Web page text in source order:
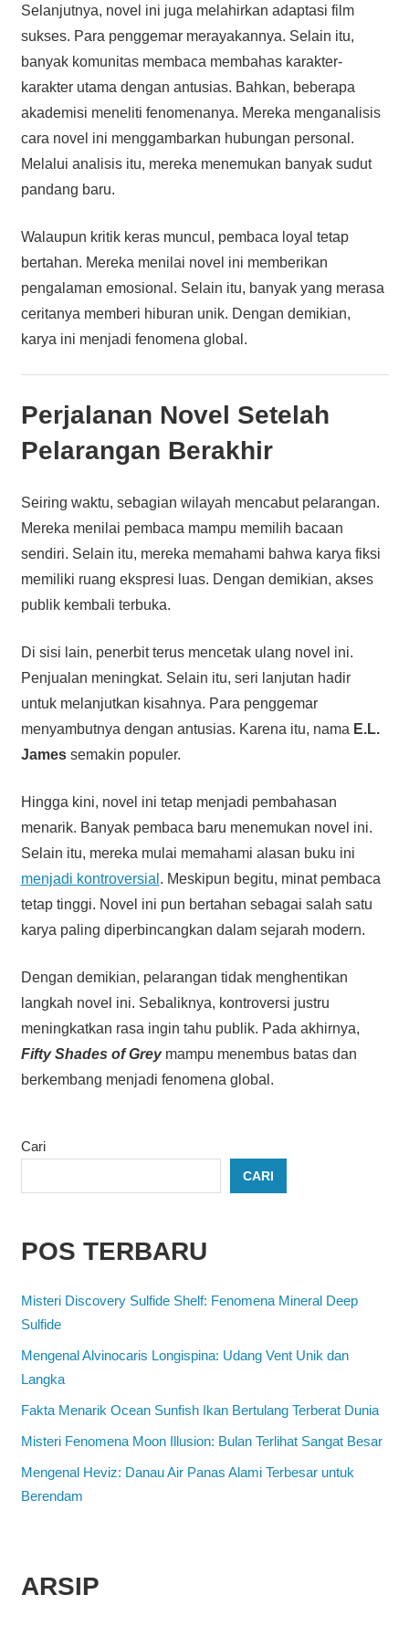
Selanjutnya, novel ini juga melahirkan adaptasi film
sukses. Para penggemar merayakannya. Selain itu,
banyak komunitas membaca membahas karakter-
karakter utama dengan antusias. Bahkan, beberapa
akademisi meneliti fenomenanya. Mereka menganalisis
cara novel ini menggambarkan hubungan personal.
Melalui analisis itu, mereka menemukan banyak sudut
pandang baru.
Walaupun kritik keras muncul, pembaca loyal tetap
bertahan. Mereka menilai novel ini memberikan
pengalaman emosional. Selain itu, banyak yang merasa
ceritanya memberi hiburan unik. Dengan demikian,
karya ini menjadi fenomena global.
Perjalanan Novel Setelah
Pelarangan Berakhir
Seiring waktu, sebagian wilayah mencabut pelarangan.
Mereka menilai pembaca mampu memilih bacaan
sendiri. Selain itu, mereka memahami bahwa karya fiksi
memiliki ruang ekspresi luas. Dengan demikian, akses
publik kembali terbuka.
Di sisi lain, penerbit terus mencetak ulang novel ini.
Penjualan meningkat. Selain itu, seri lanjutan hadir
untuk melanjutkan kisahnya. Para penggemar
menyambutnya dengan antusias. Karena itu, nama E.L.
Jamessemakin populer.
Hingga kini, novel ini tetap menjadi pembahasan
menarik. Banyak pembaca baru menemukan novel ini.
Selain itu, mereka mulai memahami alasan buku ini
menjadi kontroversial . Meskipun begitu, minat pembaca
tetap tinggi. Novel ini pun bertahan sebagai salah satu
karya paling diperbincangkan dalam sejarah modern.
Dengan demikian, pelarangan tidak menghentikan
langkah novel ini. Sebaliknya, kontroversi justru
meningkatkan rasa ingin tahu publik. Pada akhirnya,
Fifty Shades of Greymampu menembus batas dan
berkembang menjadi fenomena global.
Cari
CARI
POS TERBARU
Misteri Discovery Sulfide Shelf: Fenomena Mineral Deep
Sulfide
Mengenal Alvinocaris Longispina: Udang Vent Unik dan
Langka
Fakta Menarik Ocean Sunfish Ikan Bertulang Terberat Dunia
Misteri Fenomena Moon Illusion: Bulan Terlihat Sangat Besar
Mengenal Heviz: Danau Air Panas Alami Terbesar untuk
Berendam
ARSIP